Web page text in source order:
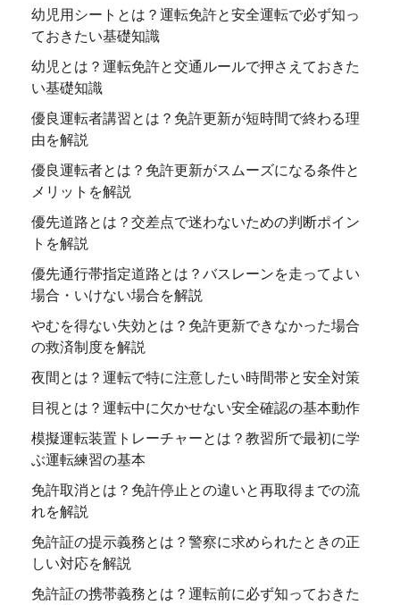
幼児用シートとは？運転免許と安全運転で必ず知っ
ておきたい基礎知識
幼児とは？運転免許と交通ルールで押さえておきた
い基礎知識
優良運転者講習とは？免許更新が短時間で終わる理
由を解説
優良運転者とは？免許更新がスムーズになる条件と
メリットを解説
優先道路とは？交差点で迷わないための判断ポイン
トを解説
優先通行帯指定道路とは？バスレーンを走ってよい
場合・いけない場合を解説
やむを得ない失効とは？免許更新できなかった場合
の救済制度を解説
夜間とは？運転で特に注意したい時間帯と安全対策
目視とは？運転中に欠かせない安全確認の基本動作
模擬運転装置トレーチャーとは？教習所で最初に学
ぶ運転練習の基本
免許取消とは？免許停止との違いと再取得までの流
れを解説
免許証の提示義務とは？警察に求められたときの正
しい対応を解説
免許証の携帯義務とは？運転前に必ず知っておきた